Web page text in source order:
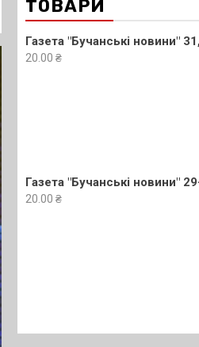
ТОВАРИ
Газета "Бучанські новини"
20.00 ₴
Газета "Бучанські новини"
20.00 ₴